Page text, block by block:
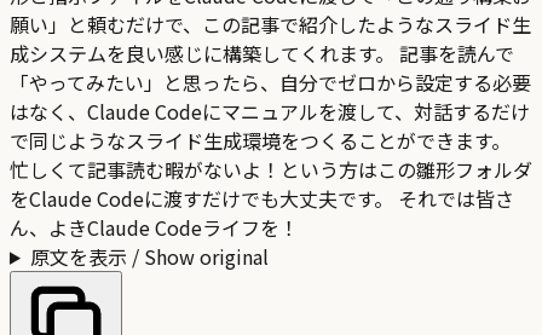
願い」と頼むだけで、この記事で紹介したようなスライド生
成システムを良い感じに構築してくれます。 記事を読んで
「やってみたい」と思ったら、自分でゼロから設定する必要
はなく、Claude Codeにマニュアルを渡して、対話するだけ
で同じようなスライド生成環境をつくることができます。
忙しくて記事読む暇がないよ！という方はこの雛形フォルダ
をClaude Codeに渡すだけでも大丈夫です。 それでは皆さ
ん、よきClaude Codeライフを！
原文を表示 / Show original